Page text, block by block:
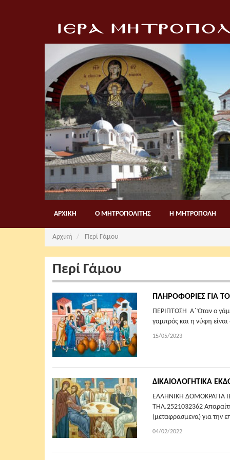
ΑΡΧΙΚΗ Ο ΜΗΤΡΟΠΟΛΙΤΗΣ Η ΜΗΤΡΟΠΟΛΗ
Αρχική Περί Γάμου
Περί Γάμου
ΠΛΗΡΟΦΟΡΙΕΣ ΓΙΑ
ΠΕΡΙΠΤΩΣΗ Α΄ Όταν ο
γαμπρός και η νύφη
15/05/2023
ΔΙΚΑΙΟΛΟΓΗΤΙΚΑ
ΕΛΛΗΝΙΚΗ ΔΟΜΟΚΡΑΤΙΑ
ΤΗΛ.2521032362
(μεταφρασμενα) για την
04/02/2022